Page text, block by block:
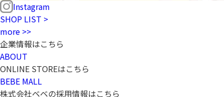
Instagram
SHOP LIST >
more >>
企業情報はこちら
ABOUT
ONLINE STOREはこちら
BEBE MALL
株式会社ベベの採用情報はこちら